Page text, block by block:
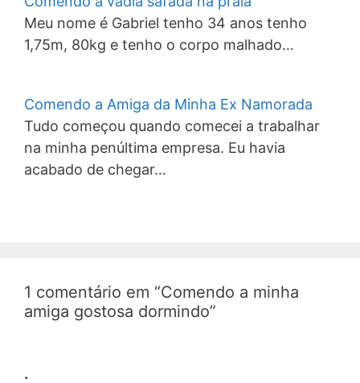
Meu nome é Gabriel tenho 34 anos tenho
1,75m, 80kg e tenho o corpo malhado…
Comendo a Amiga da Minha Ex Namorada
Tudo começou quando comecei a trabalhar
na minha penúltima empresa. Eu havia
acabado de chegar…
1 comentário em “Comendo a minha
amiga gostosa dormindo”
.